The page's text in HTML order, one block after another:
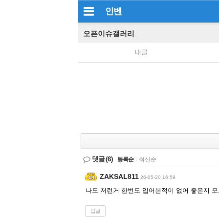
인벤
오픈이슈갤러리
내글
댓글(6) 등록순 최신순
ZAKSAL811 26-05-20 16:59
나도 저런거 한번도 입어본적이 없어 좋은지
답글